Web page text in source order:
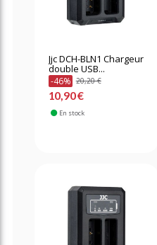
Jjc DCH-BLN1 Chargeur
double USB...
-46% 20,20 €
10,90 €
En stock